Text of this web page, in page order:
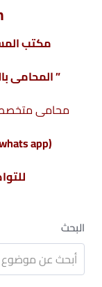
مكتب
” المحامى
محامى متخصص
(whats app ) واتس أب : 201220615243+
البحث